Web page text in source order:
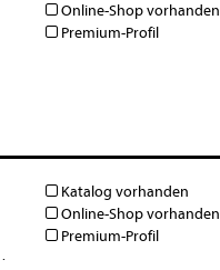
Online-Shop vorhanden
Premium-Profil
·
Katalog vorhanden
Online-Shop vorhanden
Premium-Profil